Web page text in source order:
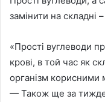
замінити на складні
«Прості вуглеводи
крові, в той час як
організм корисними
— Також ще за